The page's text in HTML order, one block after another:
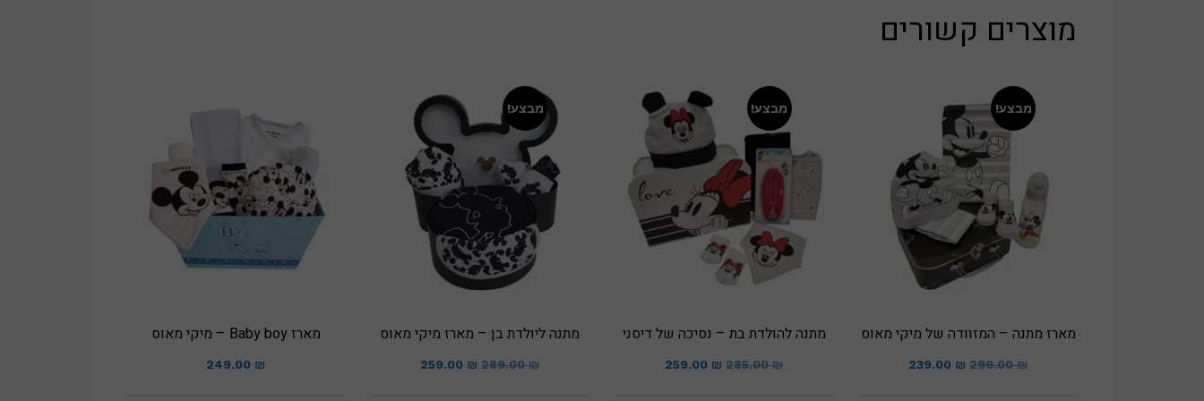
מוצרים קשורים
מבצע!
מארז מתנה – המזוודה של מיקי מאוס
299.00₪
המחיר
239.00 ₪
המחיר
מבצע!
מתנה להולדת בת – נסיכה של דיסני
285.00₪
המחיר
259.00 ₪
המחיר
מבצע!
מתנה ליולדת בן – מארז מיקי מאוס
289.00₪
המחיר
259.00 ₪
המחיר
מארז Baby boy – מיקי מאוס
249.00 ₪